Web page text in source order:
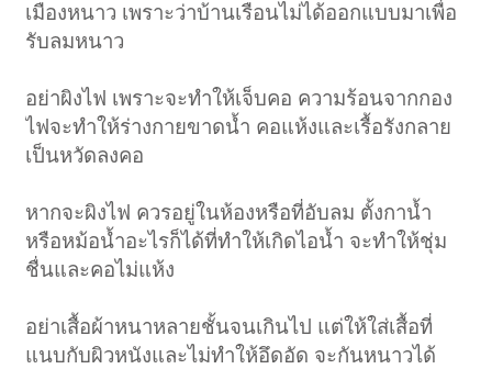
เมืองหนาว เพราะว่าบ้านเรือนไม่ได้ออกแบบมาเพื่อ
รับลมหนาว
อย่าผิงไฟ เพราะจะทำให้เจ็บคอ ความร้อนจากกอง
ไฟจะทำให้ร่างกายขาดน้ำ คอแห้งและเรื้อรังกลาย
เป็นหวัดลงคอ
หากจะผิงไฟ ควรอยู่ในห้องหรือที่อับลม ตั้งกาน้ำ
หรือหม้อน้ำอะไรก็ได้ที่ทำให้เกิดไอน้ำ จะทำให้ชุ่ม
ชื่นและคอไม่แห้ง
อย่าเสื้อผ้าหนาหลายชั้นจนเกินไป แต่ให้ใส่เสื้อที่
แนบกับผิวหนังและไม่ทำให้อึดอัด จะกันหนาวได้